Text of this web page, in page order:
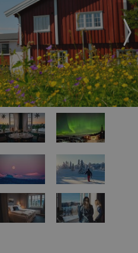
Next